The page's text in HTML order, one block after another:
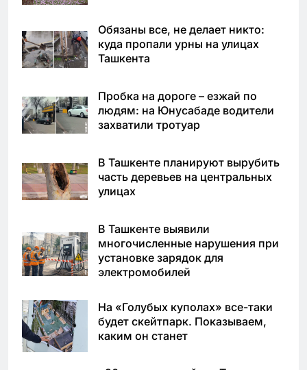
Обязаны все, не делает никто:
куда пропали урны на улицах
Ташкента
Пробка на дороге – езжай по
людям: на Юнусабаде водители
захватили тротуар
В Ташкенте планируют вырубить
часть деревьев на центральных
улицах
В Ташкенте выявили
многочисленные нарушения при
установке зарядок для
электромобилей
На «Голубых куполах» все-таки
будет скейтпарк. Показываем,
каким он станет